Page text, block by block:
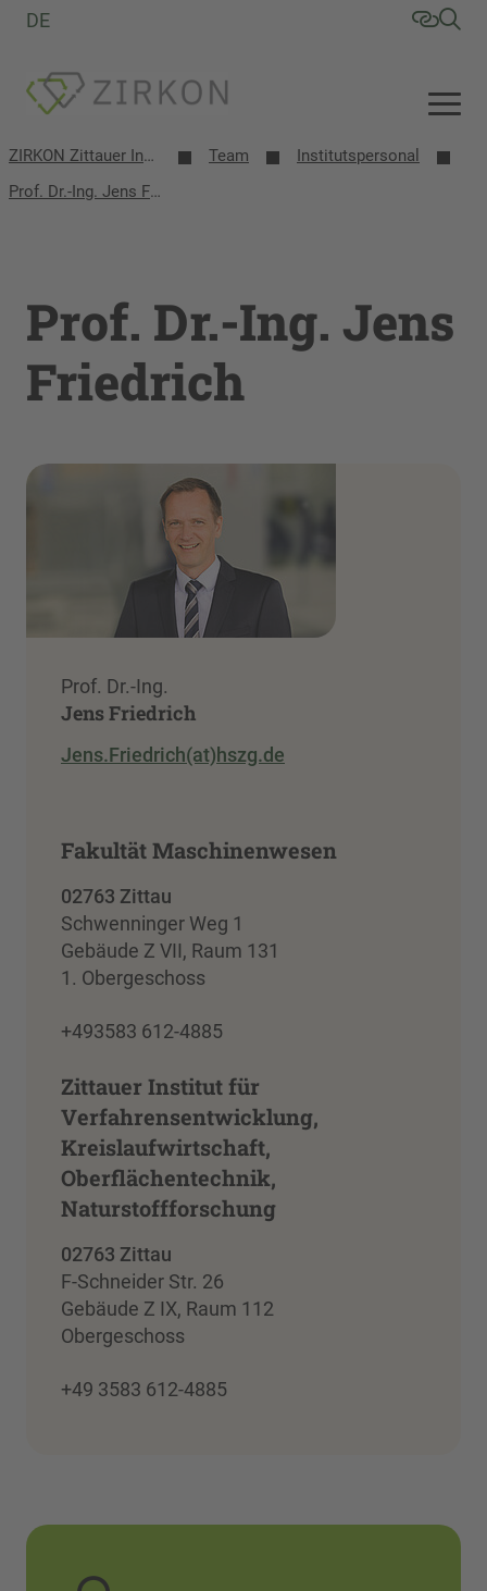
DE
ZIRKON Zittauer Institut für Verfahrensentwicklung, Kreislaufwirtschaft, Oberflächentechnik, Naturstoffforschung Team
Institutspersonal
Prof. Dr.-Ing. Jens Friedrich
Prof. Dr.-Ing. Jens
Friedrich
Prof. Dr.-Ing.
Jens Friedrich
Jens.Friedrich(at)hszg.de
Fakultät Maschinenwesen
02763 Zittau
Schwenninger Weg 1
Gebäude Z VII, Raum 131
1. Obergeschoss
+493583 612-4885
Zittauer Institut für
Verfahrensentwicklung,
Kreislaufwirtschaft,
Oberflächentechnik,
Naturstoffforschung
02763 Zittau
F-Schneider Str. 26
Gebäude Z IX, Raum 112
Obergeschoss
+49 3583 612-4885